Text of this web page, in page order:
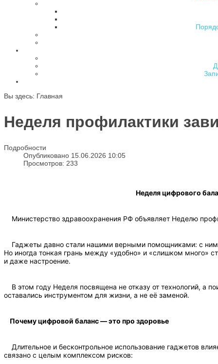
Вы здесь: Главная
Неделя профилактики
Подробности
Опубликовано 15.06.2026 10:05
Просмотров: 233
Неделя цифрового
Министерство здравоохранения РФ объявляет Неделю
Гаджеты давно стали нашими верными помощниками: с
Но иногда тонкая грань между «удобно» и «слишком много»
и даже настроение.
В этом году Неделя посвящена не отказу от технологий, а
оставались инструментом для жизни, а не её заменой.
Почему цифровой баланс — это про здоровье
Длительное и бесконтрольное использование гаджетов
связано с целым комплексом рисков: